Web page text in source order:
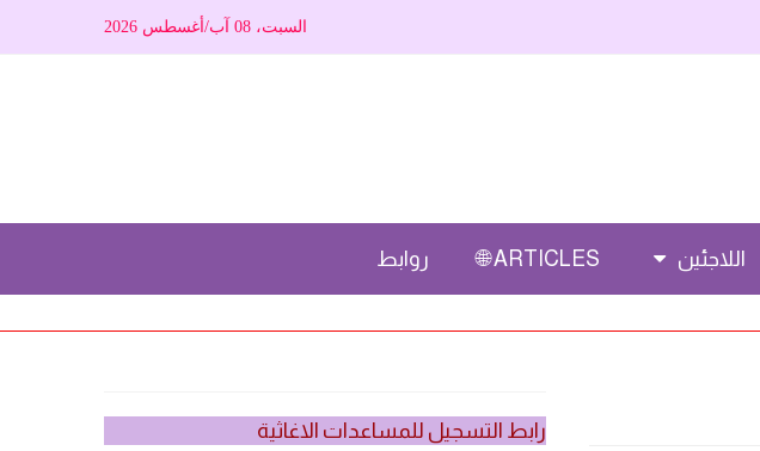
السبت، 08 آب/أغسطس 2026
اللاجئين ARTICLES 🌐 روابط
رابط التسجيل للمساعدات الاغاثية